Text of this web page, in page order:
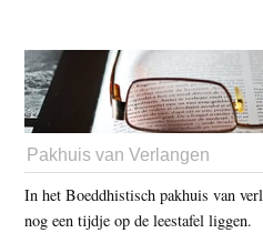
Pakhuis van Verlangen
In het Boeddhistisch pakhuis van
nog een tijdje op de leestafel liggen.